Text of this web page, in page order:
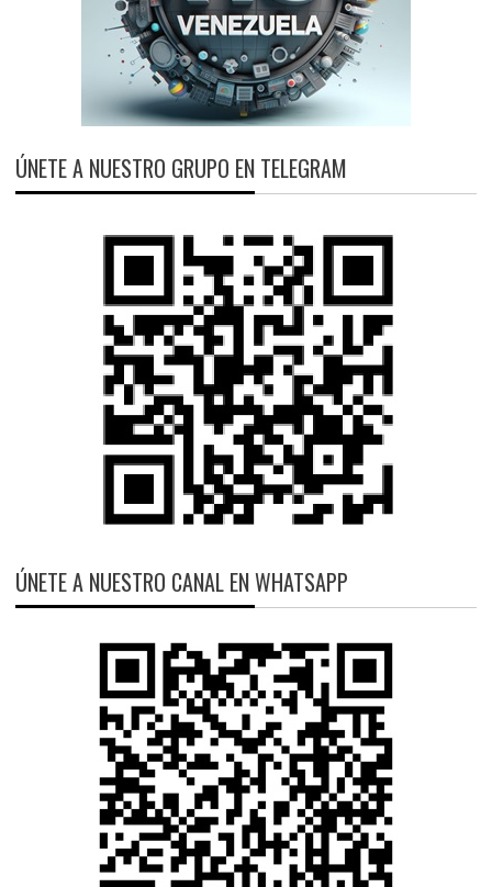
ÚNETE A NUESTRO GRUPO EN TELEGRAM
ÚNETE A NUESTRO CANAL EN WHATSAPP